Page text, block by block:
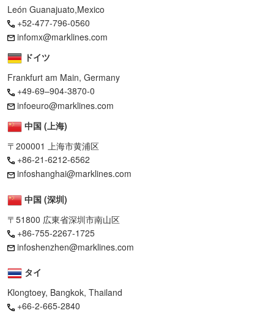
León Guanajuato,Mexico
+52-477-796-0560
infomx@marklines.com
ドイツ
Frankfurt am Main, Germany
+49-69–904-3870-0
infoeuro@marklines.com
中国 (上海)
〒200001 上海市黄浦区
+86-21-6212-6562
infoshanghai@marklines.com
中国 (深圳)
〒51800 広東省深圳市南山区
+86-755-2267-1725
infoshenzhen@marklines.com
タイ
Klongtoey, Bangkok, Thailand
+66-2-665-2840